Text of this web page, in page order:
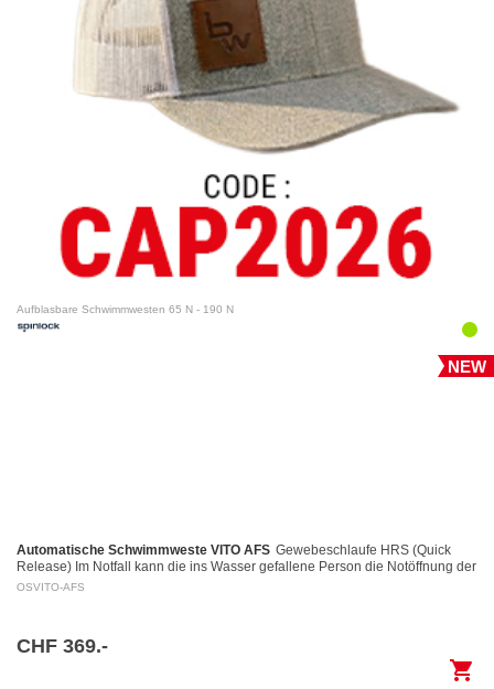
Aufblasbare Schwimmwesten 65 N - 190 N
NEW
Automatische Schwimmweste VITO AFS Gewebeschlaufe HRS (Quick
Release) Im Notfall kann die ins Wasser gefallene Person die Notöffnung der
Gewebeschlaufe mittels eines Auslöserings…
OSVITO-AFS
CHF 369.-
shopping_cart